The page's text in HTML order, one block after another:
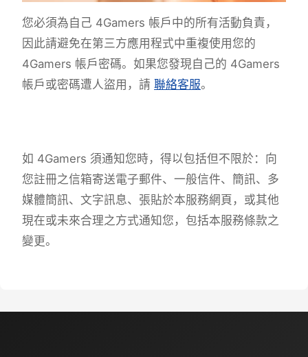
您必須為自己 4Gamers 帳戶中的所有活動負責，
因此請避免在第三方應用程式中重複使用您的
4Gamers 帳戶密碼。如果您發現自己的 4Gamers
帳戶或密碼遭人盜用，請 聯絡客服。
如 4Gamers 須通知您時，得以包括但不限於：向
您註冊之信箱寄送電子郵件、一般信件、簡訊、多
媒體簡訊、文字訊息、張貼於本服務網頁，或其他
現在或未來合理之方式通知您，包括本服務條款之
變更。